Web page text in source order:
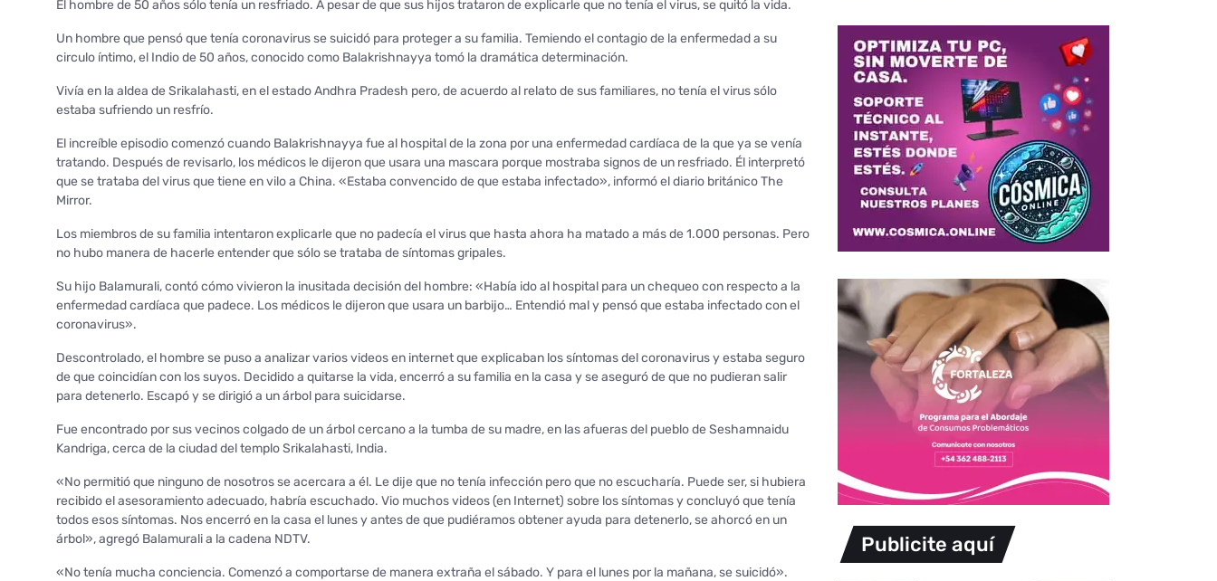
El hombre de 50 años sólo tenía un resfriado. A pesar de que sus hijos trataron de explicarle que no tenía el virus, se quitó la vida.
Un hombre que pensó que tenía coronavirus ​se suicidó para proteger a su familia. Temiendo el contagio de la enfermedad a su
circulo íntimo, el Indio de 50 años, conocido como Balakrishnayya tomó la dramática determinación.
Vivía en la aldea de Srikalahasti, en el estado Andhra Pradesh pero, de acuerdo al relato de sus familiares, no tenía el virus sólo
estaba sufriendo un resfrío.
El increíble episodio comenzó cuando Balakrishnayya fue al hospital de la zona por una enfermedad cardíaca de la que ya se venía
tratando. Después de revisarlo, los médicos le dijeron que usara una mascara porque mostraba signos de un resfriado. Él interpretó
que se trataba del virus que tiene en vilo a China. «Estaba convencido de que estaba infectado», informó el diario británico The
Mirror.
Los miembros de su familia intentaron explicarle que no padecía el virus que hasta ahora ha matado a más de 1.000 personas. Pero
no hubo manera de hacerle entender que sólo se trataba de síntomas gripales.
Su hijo Balamurali, contó cómo vivieron la inusitada decisión del hombre: «Había ido al hospital para un chequeo con respecto a la
enfermedad cardíaca que padece. Los médicos le dijeron que usara un barbijo… Entendió mal y pensó que estaba infectado con el
coronavirus».
Descontrolado, el hombre se puso a analizar varios videos en internet que explicaban los síntomas del coronavirus y estaba seguro
de que coincidían con los suyos. Decidido a quitarse la vida, encerró a su familia en la casa y se aseguró de que no pudieran salir
para detenerlo. Escapó y se dirigió a un árbol para suicidarse.
Fue encontrado por sus vecinos colgado de un árbol cercano a la tumba de su madre, en las afueras del pueblo de Seshamnaidu
Kandriga, cerca de la ciudad del templo Srikalahasti, India.
«No permitió que ninguno de nosotros se acercara a él. Le dije que no tenía infección pero que no escucharía. Puede ser, si hubiera
recibido el asesoramiento adecuado, habría escuchado. Vio muchos videos (en Internet) sobre los síntomas y concluyó que tenía
todos esos síntomas. Nos encerró en la casa el lunes y antes de que pudiéramos obtener ayuda para detenerlo, se ahorcó en un
árbol», agregó Balamurali a la cadena NDTV.
«No tenía mucha conciencia. Comenzó a comportarse de manera extraña el sábado. Y para el lunes por la mañana, se suicidó».
Publicite aquí